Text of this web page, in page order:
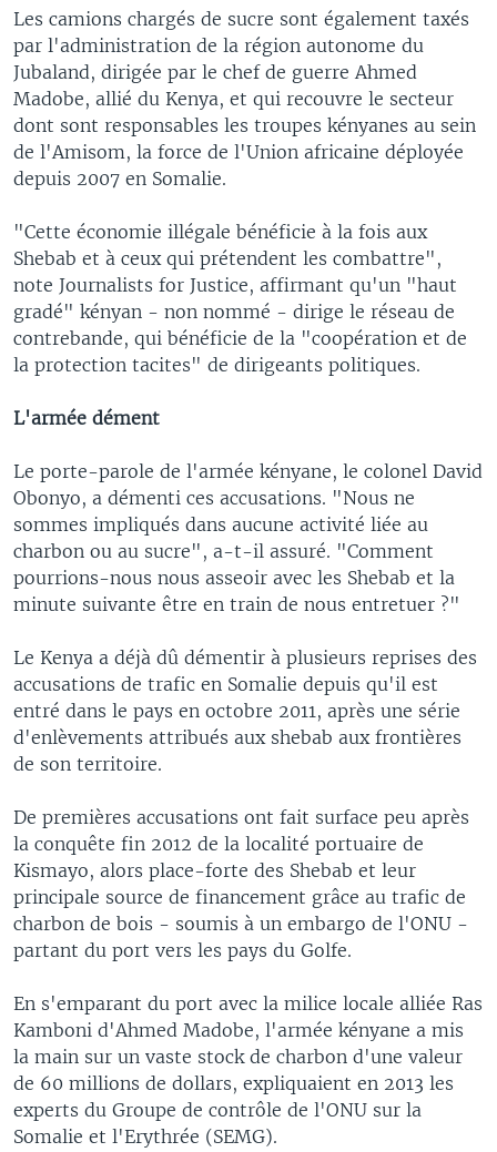
Les camions chargés de sucre sont également taxés
par l'administration de la région autonome du
Jubaland, dirigée par le chef de guerre Ahmed
Madobe, allié du Kenya, et qui recouvre le secteur
dont sont responsables les troupes kényanes au sein
de l'Amisom, la force de l'Union africaine déployée
depuis 2007 en Somalie.
"Cette économie illégale bénéficie à la fois aux
Shebab et à ceux qui prétendent les combattre",
note Journalists for Justice, affirmant qu'un "haut
gradé" kényan - non nommé - dirige le réseau de
contrebande, qui bénéficie de la "coopération et de
la protection tacites" de dirigeants politiques.
L'armée dément
Le porte-parole de l'armée kényane, le colonel David
Obonyo, a démenti ces accusations. "Nous ne
sommes impliqués dans aucune activité liée au
charbon ou au sucre", a-t-il assuré. "Comment
pourrions-nous nous asseoir avec les Shebab et la
minute suivante être en train de nous entretuer ?"
Le Kenya a déjà dû démentir à plusieurs reprises des
accusations de trafic en Somalie depuis qu'il est
entré dans le pays en octobre 2011, après une série
d'enlèvements attribués aux shebab aux frontières
de son territoire.
De premières accusations ont fait surface peu après
la conquête fin 2012 de la localité portuaire de
Kismayo, alors place-forte des Shebab et leur
principale source de financement grâce au trafic de
charbon de bois - soumis à un embargo de l'ONU -
partant du port vers les pays du Golfe.
En s'emparant du port avec la milice locale alliée Ras
Kamboni d'Ahmed Madobe, l'armée kényane a mis
la main sur un vaste stock de charbon d'une valeur
de 60 millions de dollars, expliquaient en 2013 les
experts du Groupe de contrôle de l'ONU sur la
Somalie et l'Erythrée (SEMG).